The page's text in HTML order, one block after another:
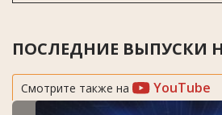
ПОСЛЕДНИЕ ВЫПУСКИ
Смотрите также на YouTube